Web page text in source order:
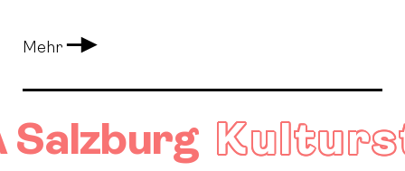
Mehr
Arrow